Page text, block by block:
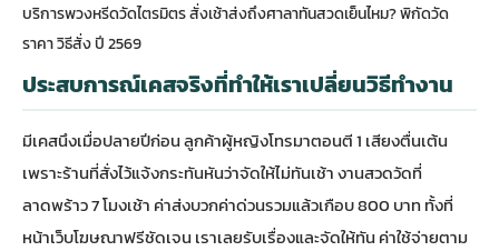
บริการพวงหรีดวัดไตรมิตร สั่งเช้าส่งถึงศาลาทันสวดเย็นไหม? พิกัดวัด
ราคา วิธีสั่ง ปี 2569
ประสบการณ์เคสจริงที่ทำให้เราเปลี่ยนวิธีทำงาน
มีเคสนึงเมื่อปลายปีก่อน ลูกค้าผู้หญิงโทรมาตอนตี 1 เสียงตื่นเต้น
เพราะร้านที่สั่งไว้แจ้งกระทันหันว่าจัดให้ไม่ทันเช้า งานสวดวัดที่
ลาดพร้าว 7 โมงเช้า ค่าส่งบวกค่าด่วนรวมแล้วเกือบ 800 บาท ทั้งที่
หน้าเว็บโฆษณาฟรีชัดเจน เราเลยรับเรื่องและจัดให้ทัน ค่าใช้จ่ายตาม